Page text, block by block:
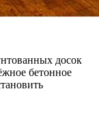
досок
бетонное